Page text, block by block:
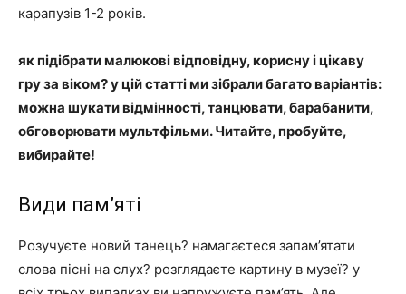
карапузів 1-2 років.
як підібрати малюкові відповідну, корисну і цікаву
гру за віком? у цій статті ми зібрали багато варіантів:
можна шукати відмінності, танцювати, барабанити,
обговорювати мультфільми. Читайте, пробуйте,
вибирайте!
Види пам’яті
Розучуєте новий танець? намагаєтеся запам’ятати
слова пісні на слух? розглядаєте картину в музеї? у